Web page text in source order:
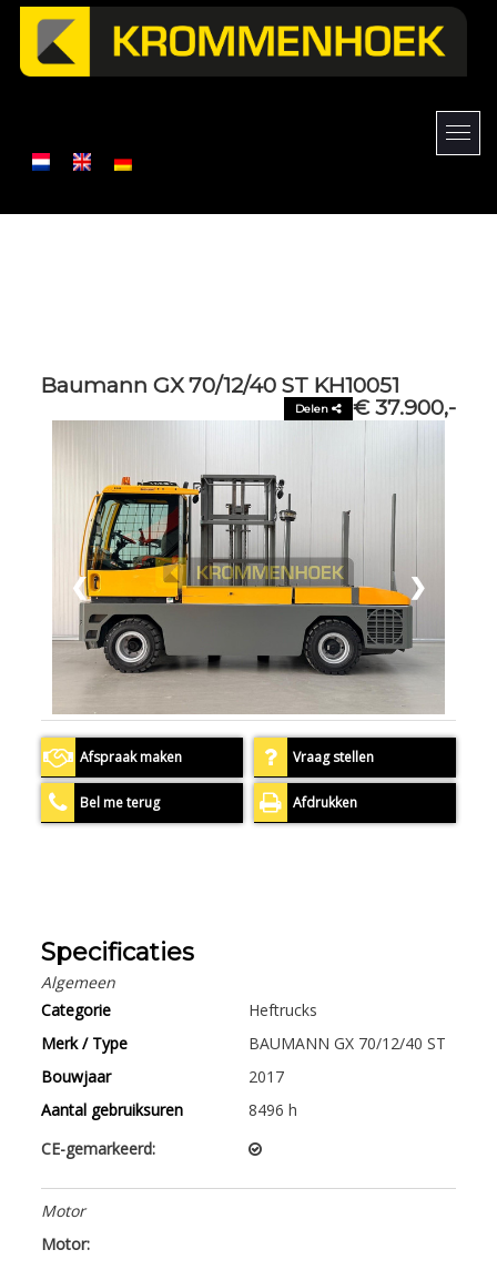
Baumann GX 70/12/40 ST KH10051
€ 37.900,-
Delen
❮ ❯
Afspraak maken Vraag stellen
Bel me terug Afdrukken
Specificaties
Algemeen
Categorie
Heftrucks
Merk / Type
BAUMANN GX 70/12/40 ST
Bouwjaar
2017
Aantal gebruiksuren
8496 h
CE-gemarkeerd:
Motor
Motor: